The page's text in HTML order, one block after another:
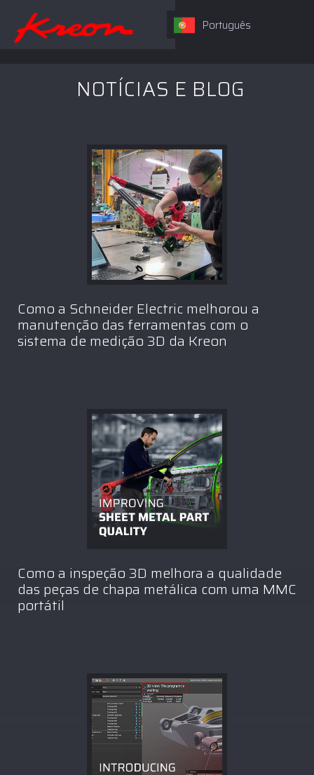
NOTÍCIAS E BLOG
Como a Schneider Electric melhorou a
manutenção das ferramentas com o
sistema de medição 3D da Kreon
Como a inspeção 3D melhora a qualidade
das peças de chapa metálica com uma MMC
portátil
Português